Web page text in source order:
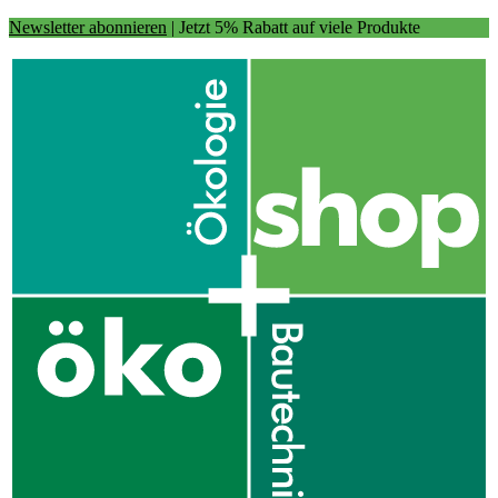
Newsletter abonnieren | Jetzt 5% Rabatt auf viele Produkte